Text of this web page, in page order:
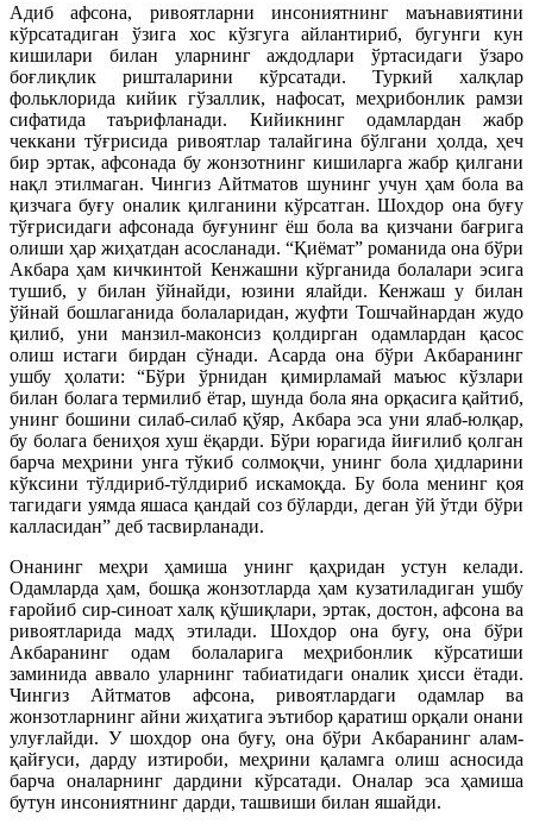
Адиб афсона, ривоятларни инсониятнинг маънавиятини
кўрсатадиган ўзига хос кўзгуга айлантириб, бугунги кун
кишилари билан уларнинг аждодлари ўртасидаги ўзаро
боғлиқлик ришталарини кўрсатади. Туркий халқлар
фольклорида кийик гўзаллик, нафосат, меҳрибонлик рамзи
сифатида таърифланади. Кийикнинг одамлардан жабр
чеккани тўғрисида ривоятлар талайгина бўлгани ҳолда, ҳеч
бир эртак, афсонада бу жонзотнинг кишиларга жабр қилгани
нақл этилмаган. Чингиз Айтматов шунинг учун ҳам бола ва
қизчага буғу оналик қилганини кўрсатган. Шохдор она буғу
тўғрисидаги афсонада буғунинг ёш бола ва қизчани бағрига
олиши ҳар жиҳатдан асосланади. “Қиёмат” романида она бўри
Акбара ҳам кичкинтой Кенжашни кўрганида болалари эсига
тушиб, у билан ўйнайди, юзини ялайди. Кенжаш у билан
ўйнай бошлаганида болаларидан, жуфти Тошчайнардан жудо
қилиб, уни манзил-маконсиз қолдирган одамлардан қасос
олиш истаги бирдан сўнади. Асарда она бўри Акбаранинг
ушбу ҳолати: “Бўри ўрнидан қимирламай маъюс кўзлари
билан болага термилиб ётар, шунда бола яна орқасига қайтиб,
унинг бошини силаб-силаб қўяр, Акбара эса уни ялаб-юлқар,
бу болага бениҳоя хуш ёқарди. Бўри юрагида йиғилиб қолган
барча меҳрини унга тўкиб солмоқчи, унинг бола ҳидларини
кўксини тўлдириб-тўлдириб искамоқда. Бу бола менинг қоя
тагидаги уямда яшаса қандай соз бўларди, деган ўй ўтди бўри
калласидан” деб тасвирланади.
Онанинг меҳри ҳамиша унинг қаҳридан устун келади.
Одамларда ҳам, бошқа жонзотларда ҳам кузатиладиган ушбу
ғаройиб сир-синоат халқ қўшиқлари, эртак, достон, афсона ва
ривоятларида мадҳ этилади. Шохдор она буғу, она бўри
Акбаранинг одам болаларига меҳрибонлик кўрсатиши
заминида аввало уларнинг табиатидаги оналик ҳисси ётади.
Чингиз Айтматов афсона, ривоятлардаги одамлар ва
жонзотларнинг айни жиҳатига эътибор қаратиш орқали онани
улуғлайди. У шохдор она буғу, она бўри Акбаранинг алам-
қайғуси, дарду изтироби, меҳрини қаламга олиш асносида
барча оналарнинг дардини кўрсатади. Оналар эса ҳамиша
бутун инсониятнинг дарди, ташвиши билан яшайди.